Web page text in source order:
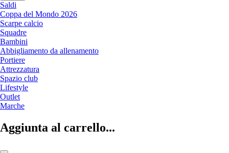
Saldi
Coppa del Mondo 2026
Scarpe calcio
Squadre
Bambini
Abbigliamento da allenamento
Portiere
Attrezzatura
Spazio club
Lifestyle
Outlet
Marche
Aggiunta al carrello...